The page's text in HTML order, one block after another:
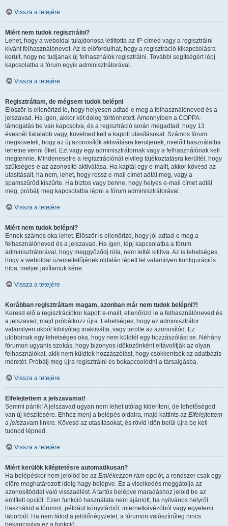
Vissza a tetejére
Miért nem tudok regisztrálni?
Lehet, hogy a weboldal tulajdonosa letiltotta az IP-címed vagy a regisztrálni
kívánt felhasználónevet. Az is előfordulhat, hogy a regisztráció kikapcsolásra
került, hogy ne tudjanak új felhasználók regisztrálni. További segítségért lépj
kapcsolatba a fórum egyik adminisztrátorával.
Vissza a tetejére
Regisztráltam, de mégsem tudok belépni
Először is ellenőrizd le, hogy helyesen adtad-e meg a felhasználóneved és a
jelszavad. Ha igen, akkor két dolog történhetett. Amennyiben a COPPA-
támogatás be van kapcsolva, és a regisztráció során megadtad, hogy 13
évesnél fiatalabb vagy, követned kell a kapott utasításokat. Számos fórum
megköveteli, hogy az új azonosítók aktiválásra kerüljenek, mielőtt használatba
lehetne venni őket. Ezt vagy egy adminisztrátornak vagy a felhasználónak kell
megtennie. Mindenesetre a regisztrációnál elvileg tájékoztatásra kerültél, hogy
szükséges-e az azonosító aktiválása. Ha kaptál egy e-mailt, akkor kövesd az
utasításait, ha nem, lehet, hogy rossz e-mail címet adtál meg, vagy a
spamszűrőd kiszűrte. Ha biztos vagy benne, hogy helyes e-mail címet adtál
meg, próbálj meg kapcsolatba lépni a fórum adminisztrátorával.
Vissza a tetejére
Miért nem tudok belépni?
Ennek számos oka lehet. Először is ellenőrizd, hogy jól adtad-e meg a
felhasználóneved és a jelszavad. Ha igen, lépj kapcsolatba a fórum
adminisztrátorával, hogy meggyőződj róla, nem lettél kitiltva. Az is lehetséges,
hogy a weboldal üzemeltetőjének oldalán lépett fel valamilyen konfigurációs
hiba, melyet javítaniuk kéne.
Vissza a tetejére
Korábban regisztráltam magam, azonban már nem tudok belépni?!
Keresd elő a regisztrációkor kapott e-mailt, ellenőrizd le a felhasználóneved és
a jelszavad, majd próbálkozz újra. Lehetséges, hogy az adminisztrátor
valamilyen okból kifolyólag inaktiválta, vagy törölte az azonosítód. Ez
utóbbinak egy lehetséges oka, hogy nem küldtél egy hozzászólást se. Néhány
fórumon ugyanis szokás, hogy bizonyos időközönként eltávolítják az olyan
felhasználókat, akik nem küldtek hozzászólást, hogy csökkentsék az adatbázis
méretét. Próbálj meg újra regisztrálni és bekapcsolódni a társalgásba.
Vissza a tetejére
Elfelejtettem a jelszavamat!
Semmi pánik! A jelszavad ugyan nem lehet utólag kideríteni, de lehetőséged
van új készítésére. Ehhez menj a belépés oldalra, majd kattints az Elfelejtettem
a jelszavam linkre. Kövesd az utasításokat, és rövid időn belül újra be kell
tudnod lépned.
Vissza a tetejére
Miért kerülök kiléptetésre automatikusan?
Ha belépéskor nem jelölöd be az Emlékezzen rám opciót, a rendszer csak egy
előre meghatározott ideig hagy belépve. Ez a viselkedés meggátolja az
azonosítóddal való visszaélést. A tartós belépve maradáshoz jelöld be az
említett opciót. Ezen funkció használata nem ajánlott, ha nyilvános helyről
használod a fórumot, például könyvtárból, internetkávézóból vagy egyetemi
laborból. Ha nem látod a jelölőnégyzetet, a fórumon valószínűleg nincs
bekapcsolva ez a funkció.